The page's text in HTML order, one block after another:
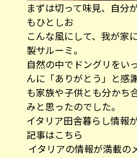
まずは切って味見、自分
もひとしお
こんな風にして、我が家
製サルーミ。
自然の中でドングリをい
んに「ありがとう」と感
も家族や子供とも分かち
みと思ったのでした。
イタリア田舎暮らし情報
記事はこちら
イタリアの情報が満載の